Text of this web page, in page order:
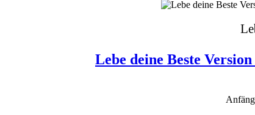
Lebe deine Beste